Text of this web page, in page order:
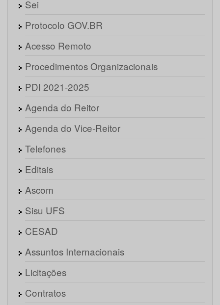
Sei
Protocolo GOV.BR
Acesso Remoto
Procedimentos Organizacionais
PDI 2021-2025
Agenda do Reitor
Agenda do Vice-Reitor
Telefones
Editais
Ascom
Sisu UFS
CESAD
Assuntos Internacionais
Licitações
Contratos